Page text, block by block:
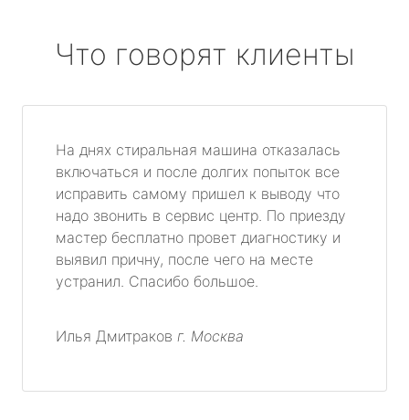
Что говорят клиенты
На днях стиральная машина отказалась
включаться и после долгих попыток все
исправить самому пришел к выводу что
надо звонить в сервис центр. По приезду
мастер бесплатно провет диагностику и
выявил причну, после чего на месте
устранил. Спасибо большое.
Илья Дмитраков г. Москва